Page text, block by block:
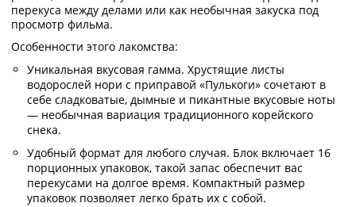
перекуса между делами или как необычная закуска под
просмотр фильма.
Особенности этого лакомства:
Уникальная вкусовая гамма. Хрустящие листы
водорослей нори с приправой «Пулькоги» сочетают в
себе сладковатые, дымные и пикантные вкусовые ноты
— необычная вариация традиционного корейского
снека.
Удобный формат для любого случая. Блок включает 16
порционных упаковок, такой запас обеспечит вас
перекусами на долгое время. Компактный размер
упаковок позволяет легко брать их с собой.